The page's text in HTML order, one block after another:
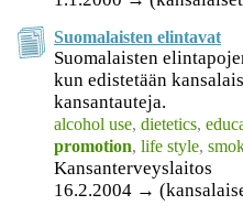
Suomalaisten elintavat
Suomalaisten
kun edistetään
kansantauteja.
alcohol use, dietetics,
promotion, life style,
Kansanterveyslaitos
16.2.2004 →